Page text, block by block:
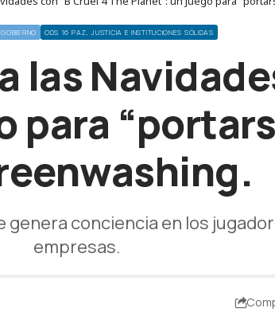
ODS 16 PAZ, JUSTICIA E INSTITUCIONES SÓLIDAS
las
para
conciencia en los
empresas.